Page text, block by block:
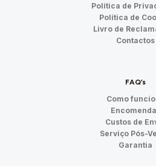
Política de
Política de
Livro de
Contactos
FAQ’s
Como
Custos de
Serviço Pós-
Garantia